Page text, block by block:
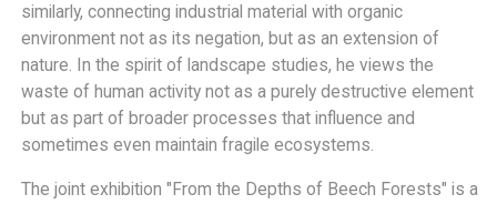
similarly, connecting industrial material with organic
environment not as its negation, but as an extension of
nature. In the spirit of landscape studies, he views the
waste of human activity not as a purely destructive element
but as part of broader processes that influence and
sometimes even maintain fragile ecosystems.
The joint exhibition "From the Depths of Beech Forests" is a